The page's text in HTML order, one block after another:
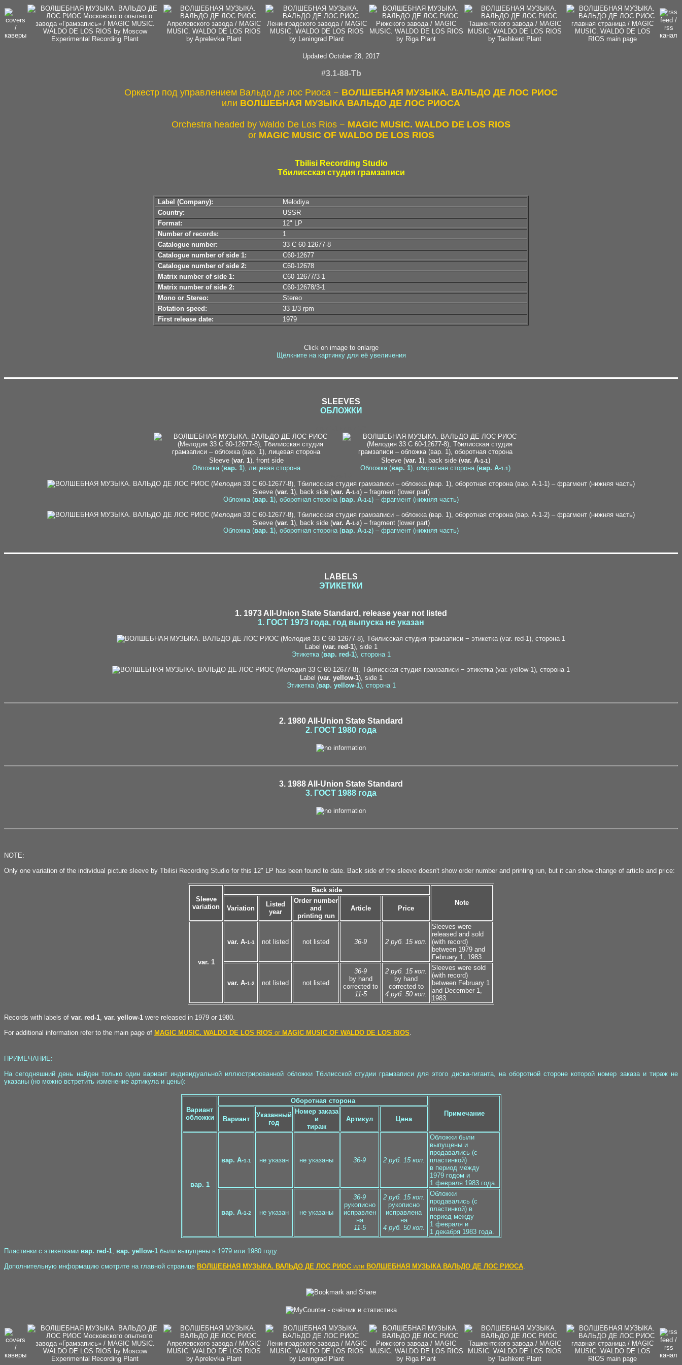
Updated October 28, 2017
#3.1-88-Tb
Оркестр под управлением Вальдо де лос Риоса − ВОЛШЕБНАЯ МУЗЫКА. ВАЛЬДО ДЕ ЛОС РИОС
или ВОЛШЕБНАЯ МУЗЫКА ВАЛЬДО ДЕ ЛОС РИОСА
Orchestra headed by Waldo De Los Rios − MAGIC MUSIC. WALDO DE LOS RIOS
or MAGIC MUSIC OF WALDO DE LOS RIOS
Tbilisi Recording Studio
Тбилисская студия грамзаписи
Label (Company):
Melodiya
Country:
USSR
Format:
12" LP
Number of records:
1
Catalogue number:
33 С 60-12677-8
Catalogue number of side 1:
С60-12677
Catalogue number of side 2:
С60-12678
Matrix number of side 1:
С60-12677/3-1
Matrix number of side 2:
С60-12678/3-1
Mono or Stereo:
Stereo
Rotation speed:
33 1/3 rpm
First release date:
1979
Click on image to enlarge
Щёлкните на картинку для её увеличения
SLEEVES
ОБЛОЖКИ
Sleeve (var. 1), front side
Обложка (вар. 1), лицевая сторона
Sleeve (var. 1), back side (var. A-1-1)
Обложка (вар. 1), оборотная сторона (вар. A-1-1)
Sleeve (var. 1), back side (var. A-1-1) – fragment (lower part)
Обложка (вар. 1), оборотная сторона (вар. A-1-1) – фрагмент (нижняя часть)
Sleeve (var. 1), back side (var. A-1-2) – fragment (lower part)
Обложка (вар. 1), оборотная сторона (вар. A-1-2) – фрагмент (нижняя часть)
LABELS
ЭТИКЕТКИ
1. 1973 All-Union State Standard, release year not listed
1. ГОСТ 1973 года, год выпуска не указан
Label (var. red-1), side 1
Этикетка (вар. red-1), сторона 1
Label (var. yellow-1), side 1
Этикетка (вар. yellow-1), сторона 1
2. 1980 All-Union State Standard
2. ГОСТ 1980 года
3. 1988 All-Union State Standard
3. ГОСТ 1988 года
NOTE:
Only one variation of the individual picture sleeve by Tbilisi Recording Studio for this 12" LP has been found to date. Back side of the sleeve doesn't show order number and printing run, but it can show change of article and price:
Sleeve
variation
Back side
Note
Variation
Listed
year
Order number
and
printing run
Article Price
var. 1
var. A-1-1 not listed not listed 36-9 2 руб. 15 коп.
Sleeves were
released and sold
(with record)
between 1979 and
February 1, 1983.
var. A-1-2 not listed not listed
36-9
by hand
corrected to
11-5
2 руб. 15 коп.
by hand
corrected to
4 руб. 50 коп.
Sleeves were sold
(with record)
between February 1
and December 1,
1983.
Records with labels of var. red-1, var. yellow-1 were released in 1979 or 1980.
For additional information refer to the main page of MAGIC MUSIC. WALDO DE LOS RIOS or MAGIC MUSIC OF WALDO DE LOS RIOS.
ПРИМЕЧАНИЕ:
На сегодняшний день найден только один вариант индивидуальной иллюстрированной обложки Тбилисской студии грамзаписи для этого диска-гиганта, на оборотной стороне которой номер заказа и тираж не
указаны (но можно встретить изменение артикула и цены):
Вариант
обложки
Оборотная сторона
Примечание
Вариант
Указанный
год
Номер заказа
и
тираж
Артикул Цена
вар. 1
вар. A-1-1 не указан не указаны 36-9 2 руб. 15 коп.
Обложки были
выпущены и
продавались (с
пластинкой)
в период между
1979 годом и
1 февраля 1983 года.
вар. A-1-2 не указан не указаны
36-9
рукописно
исправлен
на
11-5
2 руб. 15 коп.
рукописно
исправлена
на
4 руб. 50 коп.
Обложки
продавались (с
пластинкой) в
период между
1 февраля и
1 декабря 1983 года.
Пластинки с этикетками вар. red-1, вар. yellow-1 были выпущены в 1979 или 1980 году.
Дополнительную информацию смотрите на главной странице ВОЛШЕБНАЯ МУЗЫКА. ВАЛЬДО ДЕ ЛОС РИОС или ВОЛШЕБНАЯ МУЗЫКА ВАЛЬДО ДЕ ЛОС РИОСА.